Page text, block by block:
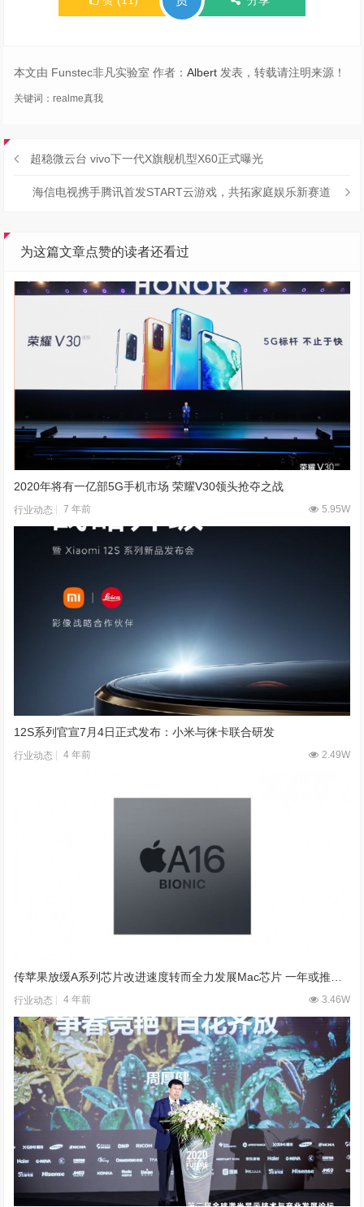
本文由 Funstec非凡实验室 作者：Albert 发表，转载请注明来源！
关键词：realme真我
超稳微云台 vivo下一代X旗舰机型X60正式曝光
海信电视携手腾讯首发START云游戏，共拓家庭娱乐新赛道
为这篇文章点赞的读者还看过
2020年将有一亿部5G手机市场 荣耀V30领头抢夺之战
行业动态 7 年前 5.95W
12S系列官宣7月4日正式发布：小米与徕卡联合研发
行业动态 4 年前 2.49W
传苹果放缓A系列芯片改进速度转而全力发展Mac芯片 一年或推四款
行业动态 4 年前 3.46W